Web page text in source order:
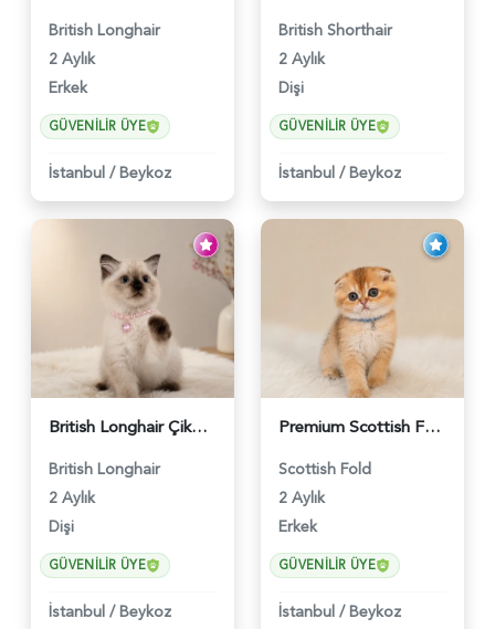
British Longhair
2 Aylık
Erkek
GÜVENILIR ÜYE
İstanbul / Beykoz
British Shorthair
2 Aylık
Dişi
GÜVENILIR ÜYE
İstanbul / Beykoz
British Longhair Çikolatalı Sütlü Dişi Yavrumuz - 6347
British Longhair
2 Aylık
Dişi
GÜVENILIR ÜYE
İstanbul / Beykoz
Premium Scottish Fold Golden Yavru - 6400
Scottish Fold
2 Aylık
Erkek
GÜVENILIR ÜYE
İstanbul / Beykoz